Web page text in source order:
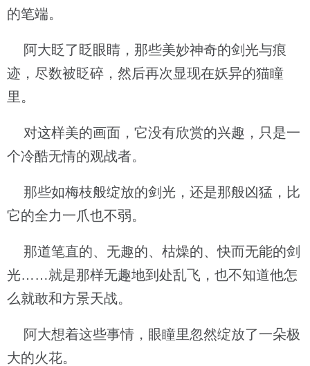
的笔端。
阿大眨了眨眼睛，那些美妙神奇的剑光与痕
迹，尽数被眨碎，然后再次显现在妖异的猫瞳
里。
对这样美的画面，它没有欣赏的兴趣，只是一
个冷酷无情的观战者。
那些如梅枝般绽放的剑光，还是那般凶猛，比
它的全力一爪也不弱。
那道笔直的、无趣的、枯燥的、快而无能的剑
光……就是那样无趣地到处乱飞，也不知道他怎
么就敢和方景天战。
阿大想着这些事情，眼瞳里忽然绽放了一朵极
大的火花。